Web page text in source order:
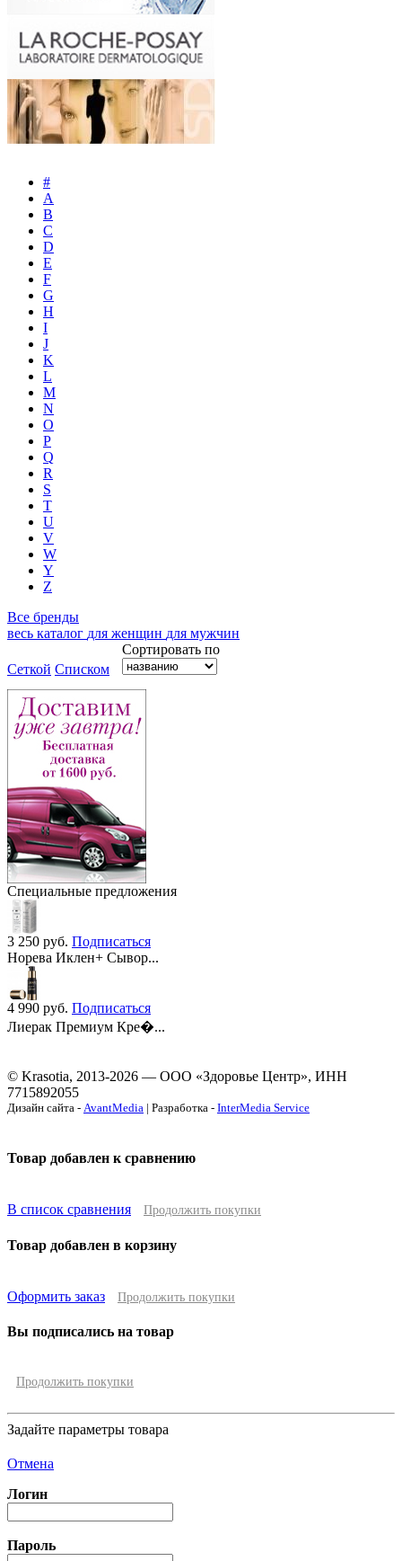
#
A
B
C
D
E
F
G
H
I
J
K
L
M
N
O
P
Q
R
S
T
U
V
W
Y
Z
Все бренды
весь каталог для женщин для мужчин
Сортировать по
Сеткой Списком
Специальные предложения
3 250 руб. Подписаться
Норева Иклен+ Сывор...
4 990 руб. Подписаться
Лиерак Премиум Кре�...
© Krasotia, 2013-2026 — ООО «Здоровье Центр», ИНН
7715892055
Дизайн сайта - AvantMedia | Разработка - InterMedia Service
Товар добавлен к сравнению
В список сравнения Продолжить покупки
Товар добавлен в корзину
Оформить заказ Продолжить покупки
Вы подписались на товар
Продолжить покупки
Задайте параметры товара
Отмена
Логин
Пароль